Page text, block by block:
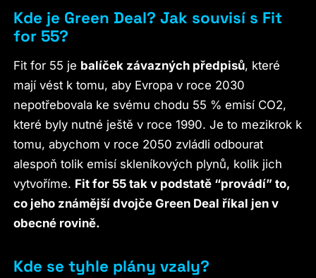
Kde je Green Deal? Jak souvisí s Fit
for 55?
Fit for 55 je balíček závazných předpisů, které
mají vést k tomu, aby Evropa v roce 2030
nepotřebovala ke svému chodu 55 % emisí CO2,
které byly nutné ještě v roce 1990. Je to mezikrok k
tomu, abychom v roce 2050 zvládli odbourat
alespoň tolik emisí skleníkových plynů, kolik jich
vytvoříme. Fit for 55 tak v podstatě “provádí” to,
co jeho známější dvojče Green Deal říkal jen v
obecné rovině.
Kde se tyhle plány vzaly?